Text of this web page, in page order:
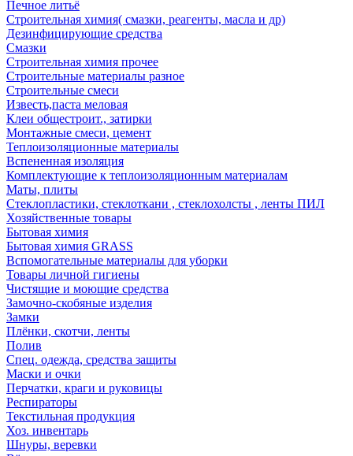
Печное литьё
Строительная химия( смазки, реагенты, масла и др)
Дезинфицирующие средства
Смазки
Строительная химия прочее
Строительные материалы разное
Строительные смеси
Известь,паста меловая
Клеи общестроит., затирки
Монтажные смеси, цемент
Теплоизоляционные материалы
Вспененная изоляция
Комплектующие к теплоизоляционным материалам
Маты, плиты
Стеклопластики, стеклоткани , стеклохолсты , ленты ПИЛ
Хозяйственные товары
Бытовая химия
Бытовая химия GRASS
Вспомогательные материалы для уборки
Товары личной гигиены
Чистящие и моющие средства
Замочно-скобяные изделия
Замки
Плёнки, скотчи, ленты
Полив
Спец. одежда, средства защиты
Маски и очки
Перчатки, краги и руковицы
Респираторы
Текстильная продукция
Хоз. инвентарь
Шнуры, веревки